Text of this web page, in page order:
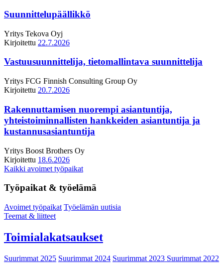
Suunnittelupäällikkö
Yritys Tekova Oyj
Kirjoitettu 22.7.2026
Vastuusuunnittelija, tietomallintava suunnittelija
Yritys FCG Finnish Consulting Group Oy
Kirjoitettu 20.7.2026
Rakennuttamisen nuorempi asiantuntija,
yhteistoiminnallisten hankkeiden asiantuntija ja
kustannusasiantuntija
Yritys Boost Brothers Oy
Kirjoitettu 18.6.2026
Kaikki avoimet työpaikat
Työpaikat & työelämä
Avoimet työpaikat Työelämän uutisia
Teemat & liitteet
Toimialakatsaukset
Suurimmat 2025 Suurimmat 2024 Suurimmat 2023 Suurimmat 2022